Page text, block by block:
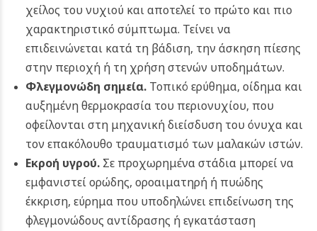
χείλος του νυχιού και αποτελεί το πρώτο και πιο
χαρακτηριστικό σύμπτωμα. Τείνει να
επιδεινώνεται κατά τη βάδιση, την άσκηση πίεσης
στην περιοχή ή τη χρήση στενών υποδημάτων.
Φλεγμονώδη σημεία. Τοπικό ερύθημα, οίδημα και
αυξημένη θερμοκρασία του περιονυχίου, που
οφείλονται στη μηχανική διείσδυση του όνυχα και
τον επακόλουθο τραυματισμό των μαλακών ιστών.
Εκροή υγρού.Σε προχωρημένα στάδια μπορεί να
εμφανιστεί ορώδης, οροαιματηρή ή πυώδης
έκκριση, εύρημα που υποδηλώνει επιδείνωση της
φλεγμονώδους αντίδρασης ή εγκατάσταση